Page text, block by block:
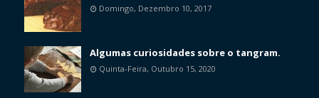
Domingo, Dezembro 10, 2017
Algumas curiosidades sobre o tangram.
Quinta-Feira, Outubro 15, 2020